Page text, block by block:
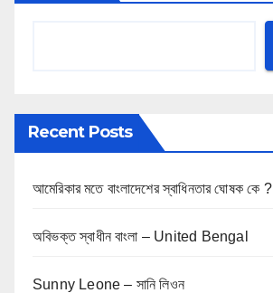
Recent Posts
আমেরিকার মতে বাংলাদেশের স্বাধিনতার ঘোষক কে ?
অবিভক্ত স্বাধীন বাংলা – United Bengal
Sunny Leone – সানি লিওন